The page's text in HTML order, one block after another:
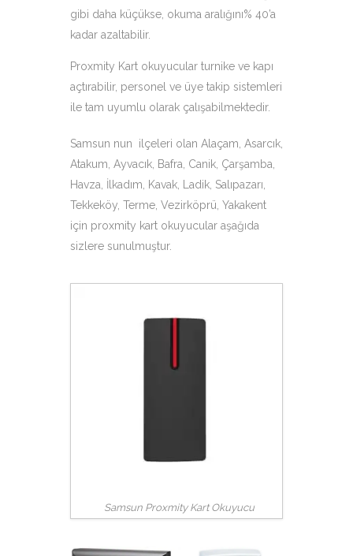
gibi daha küçükse, okuma aralığını% 40’a
kadar azaltabilir.
Proxmity Kart okuyucular turnike ve kapı
açtırabilir, personel ve üye takip sistemleri
ile tam uyumlu olarak çalışabilmektedir.
Samsun nun ilçeleri olan Alaçam, Asarcık,
Atakum, Ayvacık, Bafra, Canik, Çarşamba,
Havza, İlkadım, Kavak, Ladik, Salıpazarı,
Tekkeköy, Terme, Vezirköprü, Yakakent
için proxmity kart okuyucular aşağıda
sizlere sunulmuştur.
Samsun Proxmity Kart Okuyucu